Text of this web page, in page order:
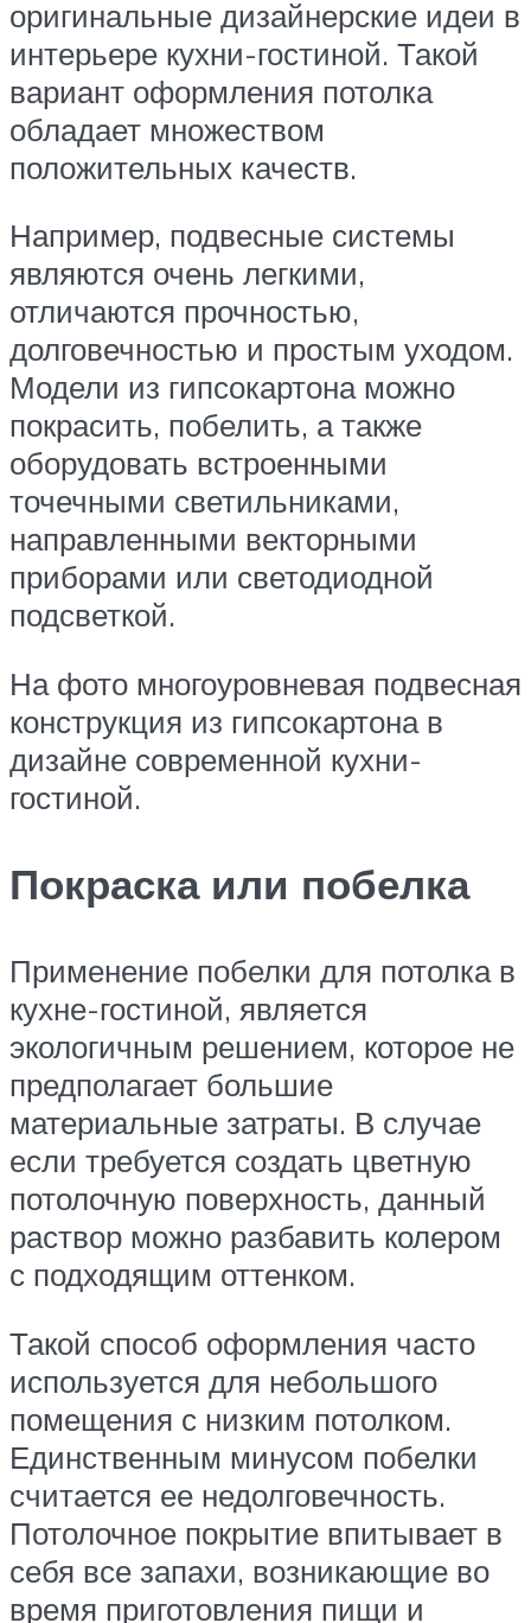
оригинальные дизайнерские идеи в
интерьере кухни-гостиной. Такой
вариант оформления потолка
обладает множеством
положительных качеств.
Например, подвесные системы
являются очень легкими,
отличаются прочностью,
долговечностью и простым уходом.
Модели из гипсокартона можно
покрасить, побелить, а также
оборудовать встроенными
точечными светильниками,
направленными векторными
приборами или светодиодной
подсветкой.
На фото многоуровневая подвесная
конструкция из гипсокартона в
дизайне современной кухни-
гостиной.
Покраска или побелка
Применение побелки для потолка в
кухне-гостиной, является
экологичным решением, которое не
предполагает большие
материальные затраты. В случае
если требуется создать цветную
потолочную поверхность, данный
раствор можно разбавить колером
с подходящим оттенком.
Такой способ оформления часто
используется для небольшого
помещения с низким потолком.
Единственным минусом побелки
считается ее недолговечность.
Потолочное покрытие впитывает в
себя все запахи, возникающие во
время приготовления пищи и